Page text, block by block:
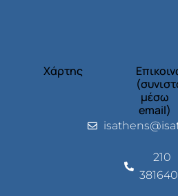
Χάρτης
μέσω
email)
210